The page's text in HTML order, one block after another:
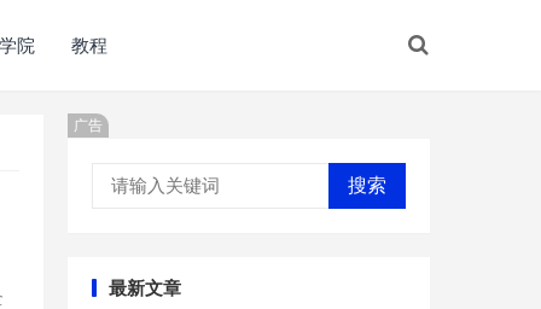
院 教程
广告
搜索
最新文章